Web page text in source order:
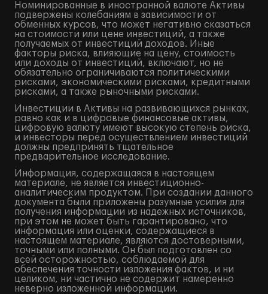
Номинированные в иностранной валюте Активы
подвержены колебаниям в зависимости от
обменных курсов, что может негативно сказаться
на стоимости или цене инвестиций, а также
получаемых от инвестиций доходов. Иные
факторы риска, влияющие на цену, стоимость
или доходы от инвестиций, включают, но не
обязательно ограничиваются политическими
рисками, экономическими рисками, кредитными
рисками, а также рыночными рисками.
Инвестиции в Активы на развивающихся рынках,
равно как и в цифровые финансовые активы,
цифровую валюту имеют высокую степень риска,
и инвесторы перед осуществлением инвестиций
должны предпринять тщательное
предварительное исследование.
Информация, содержащаяся в настоящем
материале, не является инвестиционно-
аналитическим продуктом. При создании данного
документа были приложены разумные усилия для
получения информации из надежных источников,
при этом не может быть гарантировано, что
информация или оценки, содержащиеся в
настоящем материале, являются достоверными,
точными или полными. Он был подготовлен со
всей осторожностью, соблюдаемой для
обеспечения точности изложения фактов, и ни
целиком, ни частично не содержит намеренно
неверно изложенной информации.